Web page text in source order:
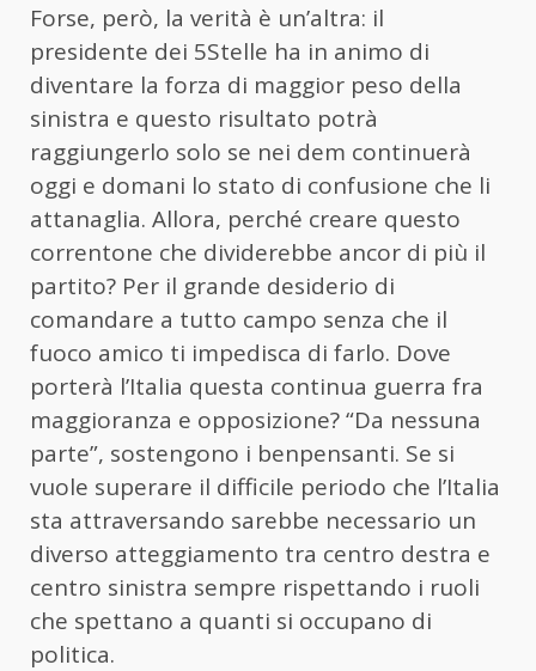
Forse, però, la verità è un’altra: il
presidente dei 5Stelle ha in animo di
diventare la forza di maggior peso della
sinistra e questo risultato potrà
raggiungerlo solo se nei dem continuerà
oggi e domani lo stato di confusione che li
attanaglia. Allora, perché creare questo
correntone che dividerebbe ancor di più il
partito? Per il grande desiderio di
comandare a tutto campo senza che il
fuoco amico ti impedisca di farlo. Dove
porterà l’Italia questa continua guerra fra
maggioranza e opposizione? “Da nessuna
parte”, sostengono i benpensanti. Se si
vuole superare il difficile periodo che l’Italia
sta attraversando sarebbe necessario un
diverso atteggiamento tra centro destra e
centro sinistra sempre rispettando i ruoli
che spettano a quanti si occupano di
politica.